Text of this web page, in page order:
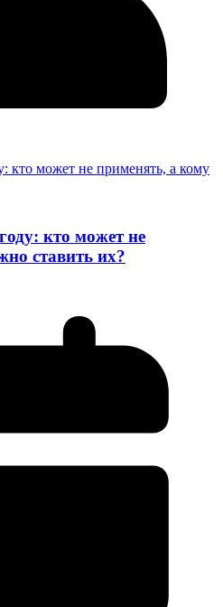
кто может не
ставить их?